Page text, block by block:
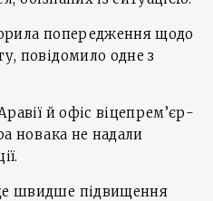
попередження щодо
повідомило одне з
й офіс віцепрем’єр-
новака не надали
швидше підвищення